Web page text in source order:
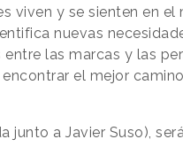
viven y se sienten en el
nuevas
las marcas y las
encontrar el mejor
a Javier Suso),